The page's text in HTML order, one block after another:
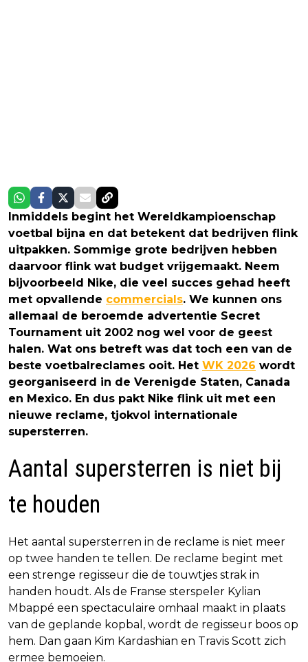
Inmiddels begint het Wereldkampioenschap
voetbal bijna en dat betekent dat bedrijven flink
uitpakken. Sommige grote bedrijven hebben
daarvoor flink wat budget vrijgemaakt. Neem
bijvoorbeeld Nike, die veel succes gehad heeft
met opvallende commercials. We kunnen ons
allemaal de beroemde advertentie Secret
Tournament uit 2002 nog wel voor de geest
halen. Wat ons betreft was dat toch een van de
beste voetbalreclames ooit. Het WK 2026 wordt
georganiseerd in de Verenigde Staten, Canada
en Mexico. En dus pakt Nike flink uit met een
nieuwe reclame, tjokvol internationale
supersterren.
Aantal supersterren is niet bij
te houden
Het aantal supersterren in de reclame is niet meer
op twee handen te tellen. De reclame begint met
een strenge regisseur die de touwtjes strak in
handen houdt. Als de Franse sterspeler Kylian
Mbappé een spectaculaire omhaal maakt in plaats
van de geplande kopbal, wordt de regisseur boos op
hem. Dan gaan Kim Kardashian en Travis Scott zich
ermee bemoeien.